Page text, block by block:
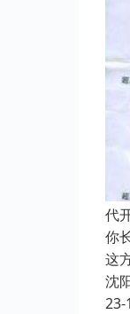
代
你
这
沈
23-